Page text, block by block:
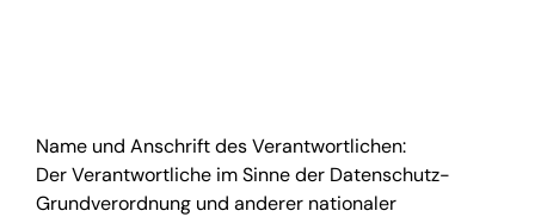
Name und Anschrift des Verantwortlichen:
Der Verantwortliche im Sinne der Datenschutz-
Grundverordnung und anderer nationaler